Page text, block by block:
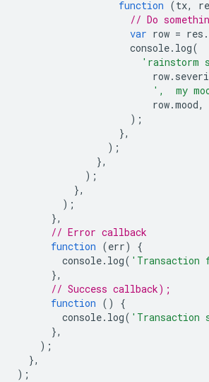
function (tx,
// Do
var row = res .
console. log(
'rainstorm
row.
',  my
row.mood,
);
},
);
},
);
},
);
},
// Error callback
function (err)
{
console. log(
},
// Success callback);
function ()
{
console. log( 'Transaction
},
);
},
);